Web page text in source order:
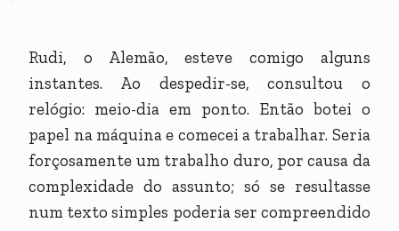
Rudi, o Alemão, esteve comigo alguns
instantes. Ao despedir-se, consultou o
relógio: meio-dia em ponto. Então botei o
papel na máquina e comecei a trabalhar. Seria
forçosamente um trabalho duro, por causa da
complexidade do assunto; só se resultasse
num texto simples poderia ser compreendido